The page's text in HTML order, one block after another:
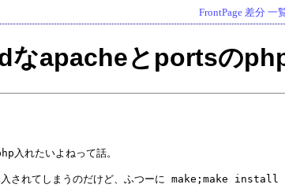
FrontPage 差分 一
なapacheとportsの
入れたいよねって話。
れてしまうのだけど、ふつーに make;make install